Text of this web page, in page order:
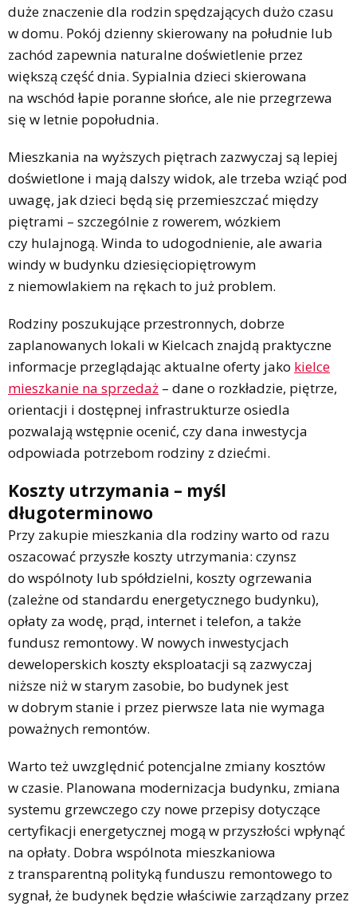
duże znaczenie dla rodzin spędzających dużo czasu
w domu. Pokój dzienny skierowany na południe lub
zachód zapewnia naturalne doświetlenie przez
większą część dnia. Sypialnia dzieci skierowana
na wschód łapie poranne słońce, ale nie przegrzewa
się w letnie popołudnia.
Mieszkania na wyższych piętrach zazwyczaj są lepiej
doświetlone i mają dalszy widok, ale trzeba wziąć pod
uwagę, jak dzieci będą się przemieszczać między
piętrami – szczególnie z rowerem, wózkiem
czy hulajnogą. Winda to udogodnienie, ale awaria
windy w budynku dziesięciopiętrowym
z niemowlakiem na rękach to już problem.
Rodziny poszukujące przestronnych, dobrze
zaplanowanych lokali w Kielcach znajdą praktyczne
informacje przeglądając aktualne oferty jako kielce
mieszkanie na sprzedaż – dane o rozkładzie, piętrze,
orientacji i dostępnej infrastrukturze osiedla
pozwalają wstępnie ocenić, czy dana inwestycja
odpowiada potrzebom rodziny z dziećmi.
Koszty utrzymania – myśl
długoterminowo
Przy zakupie mieszkania dla rodziny warto od razu
oszacować przyszłe koszty utrzymania: czynsz
do wspólnoty lub spółdzielni, koszty ogrzewania
(zależne od standardu energetycznego budynku),
opłaty za wodę, prąd, internet i telefon, a także
fundusz remontowy. W nowych inwestycjach
deweloperskich koszty eksploatacji są zazwyczaj
niższe niż w starym zasobie, bo budynek jest
w dobrym stanie i przez pierwsze lata nie wymaga
poważnych remontów.
Warto też uwzględnić potencjalne zmiany kosztów
w czasie. Planowana modernizacja budynku, zmiana
systemu grzewczego czy nowe przepisy dotyczące
certyfikacji energetycznej mogą w przyszłości wpłynąć
na opłaty. Dobra wspólnota mieszkaniowa
z transparentną polityką funduszu remontowego to
sygnał, że budynek będzie właściwie zarządzany przez